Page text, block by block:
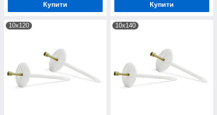
Купити Купити
10х120 10х140